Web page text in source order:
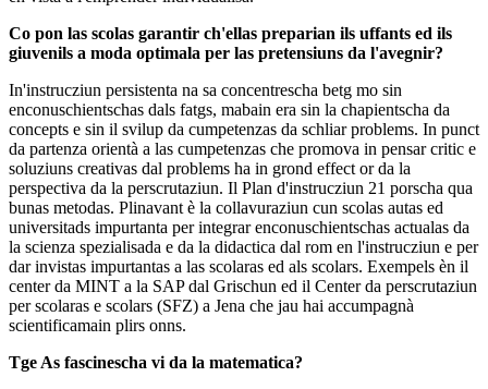
Co pon las scolas garantir ch'ellas preparian ils uffants ed ils
giuvenils a moda optimala per las pretensiuns da l'avegnir?
In'instrucziun persistenta na sa concentrescha betg mo sin
enconuschientschas dals fatgs, mabain era sin la chapientscha da
concepts e sin il svilup da cumpetenzas da schliar problems. In punct
da partenza orientà a las cumpetenzas che promova in pensar critic e
soluziuns creativas dal problems ha in grond effect or da la
perspectiva da la perscrutaziun. Il Plan d'instrucziun 21 porscha qua
bunas metodas. Plinavant è la collavuraziun cun scolas autas ed
universitads impurtanta per integrar enconuschientschas actualas da
la scienza spezialisada e da la didactica dal rom en l'instrucziun e per
dar invistas impurtantas a las scolaras ed als scolars. Exempels èn il
center da MINT a la SAP dal Grischun ed il Center da perscrutaziun
per scolaras e scolars (SFZ) a Jena che jau hai accumpagnà
scientificamain plirs onns.
Tge As fascinescha vi da la matematica?